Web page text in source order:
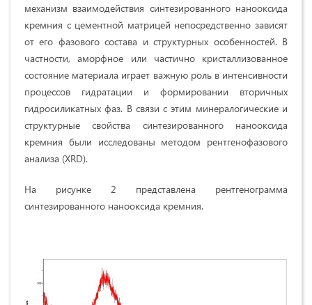
механизм взаимодействия синтезированного нанооксида
кремния с цементной матрицей непосредственно зависят
от его фазового состава и структурных особенностей. В
частности, аморфное или частично кристаллизованное
состояние материала играет важную роль в интенсивности
процессов гидратации и формировании вторичных
гидросиликатных фаз. В связи с этим минералогические и
структурные свойства синтезированного нанооксида
кремния были исследованы методом рентгенофазового
анализа (XRD).
На рисунке 2 представлена рентгенограмма
синтезированного нанооксида кремния.